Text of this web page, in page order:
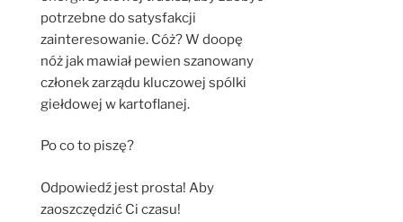
potrzebne do satysfakcji
zainteresowanie. Cóż? W doopę
nóż jak mawiał pewien szanowany
członek zarządu kluczowej spólki
giełdowej w kartoflanej.
Po co to piszę?
Odpowiedź jest prosta! Aby
zaoszczędzić Ci czasu!